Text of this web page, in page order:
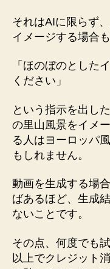
それはAIに限らず
イメージする場合
「ほのぼのとした
ください」
という指示を出し
の里山風景をイメ
る人はヨーロッパ
もしれません。
動画を生成する場
ばあるほど、生成
ないことです。
その点、何度でも
以上でクレジット